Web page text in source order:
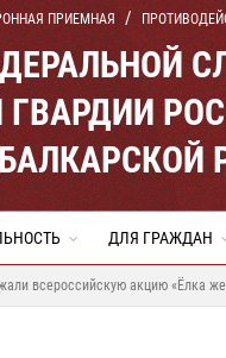
ПРИЕМНАЯ
ДЛЯ ГРАЖДАН
всероссийскую акцию «Ёлка